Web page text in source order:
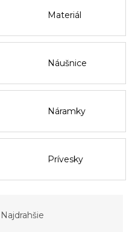
Materiál
Náušnice
Náramky
Prívesky
Najdrahšie